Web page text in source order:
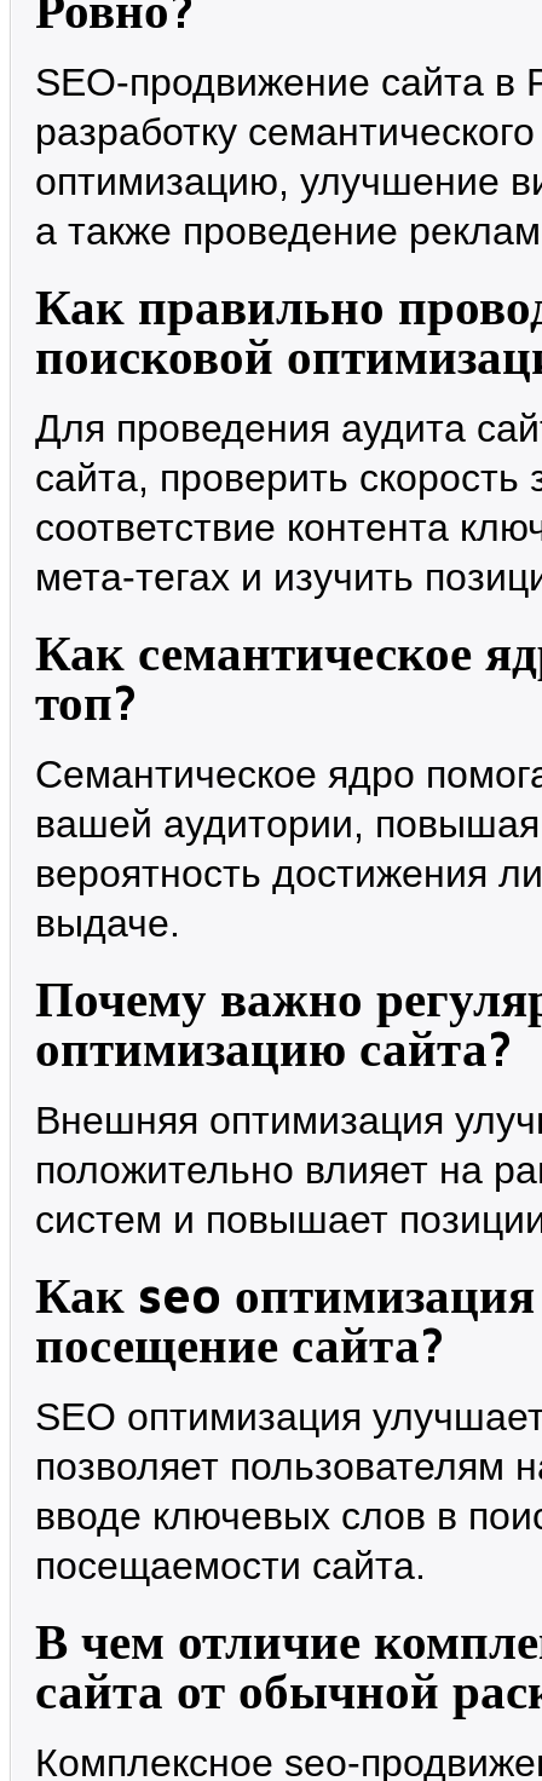
SEO-продвижение сайта в
разработку
оптимизацию, улучшение
а также проведение
Как правильно
поисковой
Для проведения аудита
сайта, проверить скорость
соответствие контента
мета-тегах и изучить
Как семантическое
топ?
Семантическое ядро
вашей аудитории,
вероятность достижения
выдаче.
Почему важно
оптимизацию сайта?
Внешняя оптимизация
положительно влияет на
систем и повышает
Как seo
посещение сайта?
SEO оптимизация
позволяет пользователям
вводе ключевых слов в
посещаемости сайта.
В чем отличие
сайта от обычной
Комплексное seo-